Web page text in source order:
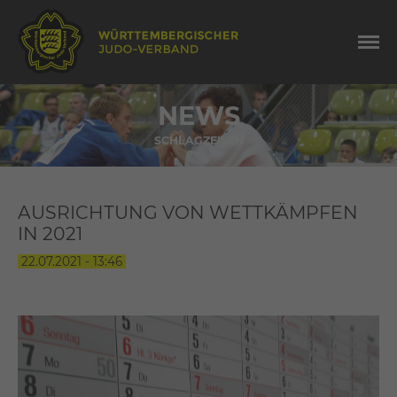
NEWS
SCHLAGZEILEN
AUSRICHTUNG VON WETTKÄMPFEN
IN 2021
22.07.2021 - 13:46